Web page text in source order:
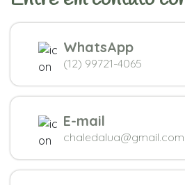
WhatsApp
(12) 99721-4065
E-mail
chaledalua@gmail.com